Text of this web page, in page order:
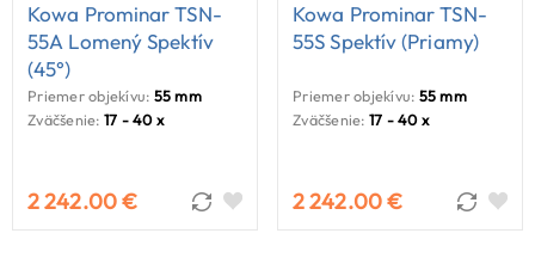
Kowa Prominar TSN-
55A Lomený Spektív
(45°)
Priemer objekívu: 55 mm
Zväčšenie: 17 - 40 x
2 242.00 €
Kowa Prominar TSN-
55S Spektív (priamy)
Priemer objekívu: 55 mm
Zväčšenie: 17 - 40 x
2 242.00 €